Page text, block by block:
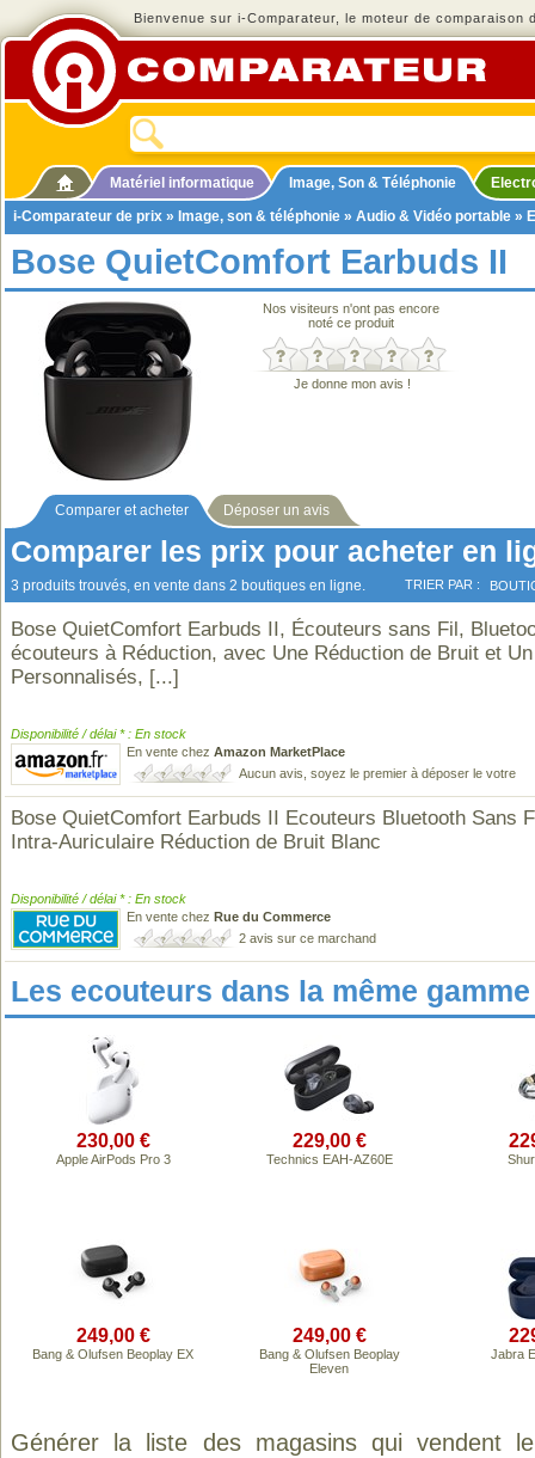
Bienvenue sur i-Comparateur, le moteur de comparaison
Matériel informatique Image, Son & Téléphonie
i-Comparateur de prix » Image, son & téléphonie » Audio & Vidéo portable »
Bose QuietComfort Earbuds II
Nos visiteurs n'ont pas encore
noté ce produit
Je donne mon avis !
Comparer et acheter Déposer un avis
Comparer les prix pour acheter en
3 produits trouvés, en vente dans 2 boutiques en ligne. TRIER PAR :
Bose QuietComfort Earbuds II, Écouteurs sans Fil,
écouteurs à Réduction, avec Une Réduction de Bruit et
Personnalisés, [...]
Disponibilité / délai * : En stock
En vente chez Amazon MarketPlace
Aucun avis, soyez le premier à déposer le votre
Bose QuietComfort Earbuds II Ecouteurs Bluetooth Sans
Intra-Auriculaire Réduction de Bruit Blanc
Disponibilité / délai * : En stock
En vente chez Rue du Commerce
2 avis sur ce marchand
Les ecouteurs dans la même
230,00 €
Apple AirPods Pro 3
229,00 €
Technics EAH-AZ60E
249,00 €
Bang & Olufsen Beoplay EX
249,00 €
Bang & Olufsen Beoplay
Eleven
Jabra
Générer la liste des magasins qui vendent